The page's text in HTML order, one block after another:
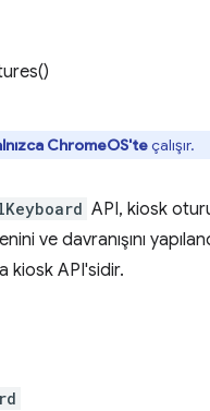
ChromeOS'teçalışır.
API, kiosk
ve davranışını
kiosk API'sidir.